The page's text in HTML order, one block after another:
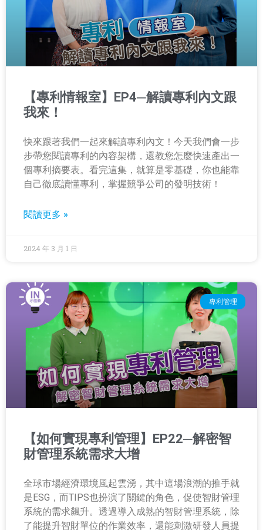
【專利情報室】EP4─解讀專利內文跟
我來！
快來跟著我們一起來解讀專利內文！今天我們會一步
步帶您閱讀專利的內容架構，還教您怎麼快速產出一
個專利摘要表。看完這集，就算是零基礎，你也能靠
自己徹底讀懂專利，掌握競爭公司的發明技術！
閱讀更多 »
2024 年 3 月 1 日
專利管理
【如何實現專利管理】EP22─解密智
財管理系統需求大增
全球市場經濟環境風起雲湧，其中這場浪潮的推手就
是ESG，而TIPS也扮演了關鍵的角色，促使智財管理
系統的需求飆升。透過導入成熟的智財管理系統，除
了能提升智財單位的作業效率，還能刺激研發人員提